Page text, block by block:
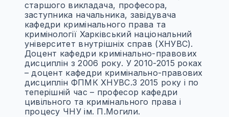
старшого викладача, професора,
заступника начальника, завідувача
кафедри кримінального права та
кримінології Харківський національний
університет внутрішніх справ (ХНУВС).
Доцент кафедри кримінально-правових
дисциплін з 2006 року. У 2010-2015 роках
– доцент кафедри кримінально-правових
дисциплін ФПМК ХНУВС.З 2015 року і по
теперішній час – професор кафедри
цивільного та кримінального права і
процесу ЧНУ ім. П.Могили.